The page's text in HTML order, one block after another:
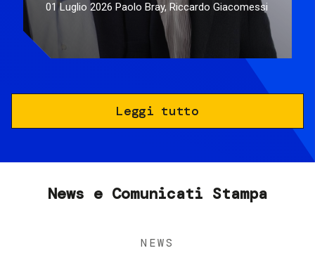
01 Luglio 2026 Paolo Bray, Riccardo Giacomessi
Leggi tutto
News e Comunicati Stampa
NEWS